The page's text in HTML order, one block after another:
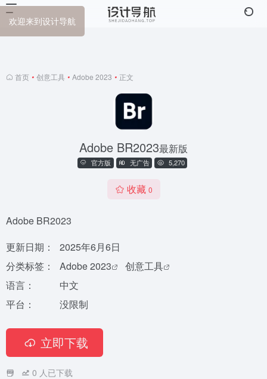
首页 • 创意工具 • Adobe 2023 • 正文
Adobe BR2023最新版
官方版 无广告 5,270
收藏 0
Adobe BR2023
更新日期：
2025年6月6日
分类标签：
Adobe 2023
创意工具
语言：
中文
平台：
没限制
立即下载
0 人已下载
航